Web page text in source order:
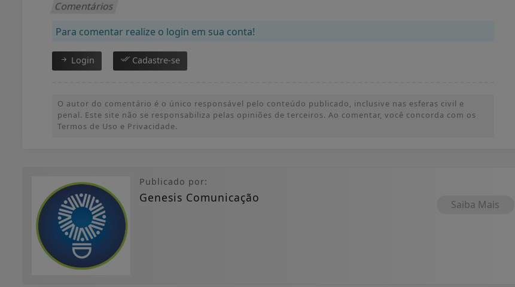
Comentários
Para comentar realize o login em sua conta!
Login Cadastre-se
O autor do comentário é o único responsável pelo conteúdo publicado, inclusive nas esferas civil e
penal. Este site não se responsabiliza pelas opiniões de terceiros. Ao comentar, você concorda com os
Termos de Uso e Privacidade.
Publicado por:
Genesis Comunicação Saiba Mais